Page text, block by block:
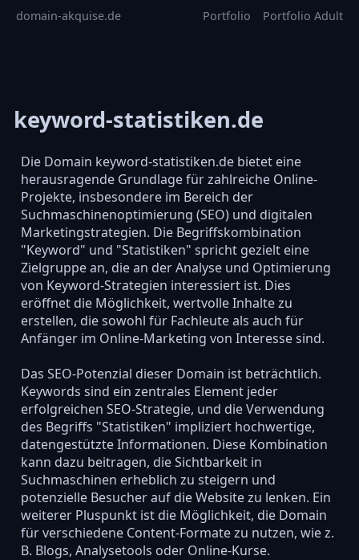
domain-akquise.de Portfolio Portfolio Adult
keyword-statistiken.de
Die Domain keyword-statistiken.de bietet eine
herausragende Grundlage für zahlreiche Online-
Projekte, insbesondere im Bereich der
Suchmaschinenoptimierung (SEO) und digitalen
Marketingstrategien. Die Begriffskombination
"Keyword" und "Statistiken" spricht gezielt eine
Zielgruppe an, die an der Analyse und Optimierung
von Keyword-Strategien interessiert ist. Dies
eröffnet die Möglichkeit, wertvolle Inhalte zu
erstellen, die sowohl für Fachleute als auch für
Anfänger im Online-Marketing von Interesse sind.
Das SEO-Potenzial dieser Domain ist beträchtlich.
Keywords sind ein zentrales Element jeder
erfolgreichen SEO-Strategie, und die Verwendung
des Begriffs "Statistiken" impliziert hochwertige,
datengestützte Informationen. Diese Kombination
kann dazu beitragen, die Sichtbarkeit in
Suchmaschinen erheblich zu steigern und
potenzielle Besucher auf die Website zu lenken. Ein
weiterer Pluspunkt ist die Möglichkeit, die Domain
für verschiedene Content-Formate zu nutzen, wie z.
B. Blogs, Analysetools oder Online-Kurse.